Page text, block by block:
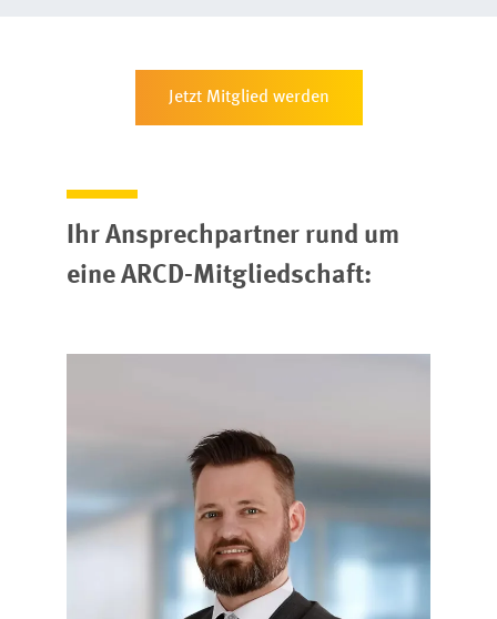
Jetzt Mitglied werden
Ihr Ansprechpartner rund um
eine ARCD-Mitgliedschaft: